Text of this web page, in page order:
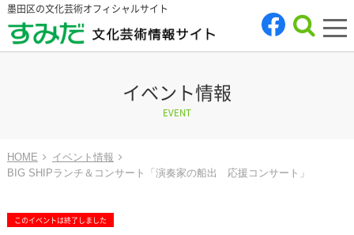
墨田区の文化芸術オフィシャルサイト
イベント情報
EVENT
HOME
イベント情報
BIG SHIPランチ＆コンサート「演奏家の船出 応援コンサート」
このイベントは終了しました